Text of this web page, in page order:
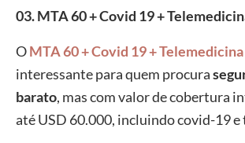
03. MTA 60 + Covid 19 +
OMTA 60 + Covid 19 + Telemedicina
interessante para quem procura
barato, mas com valor de cobertura
até USD 60.000, incluindo covid-19